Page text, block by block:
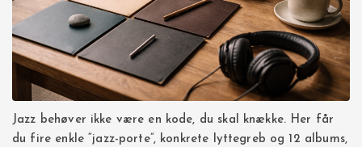
Jazz behøver ikke være en kode, du skal knække. Her får
du fire enkle “jazz-porte”, konkrete lyttegreb og 12 albums,